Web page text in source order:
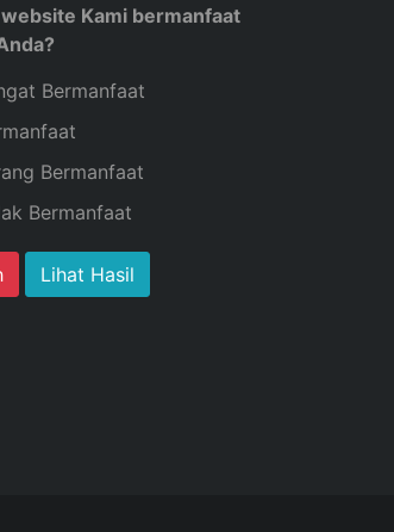
Kami bermanfaat
Bermanfaat
Bermanfaat
Bermanfaat
Lihat Hasil